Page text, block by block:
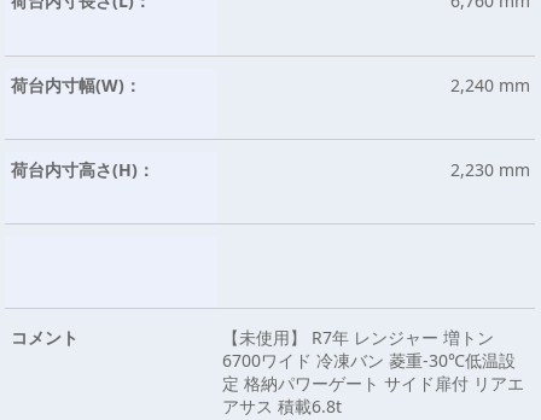
荷台内寸幅(W)： 2,240 mm
荷台内寸高さ(H)： 2,230 mm
コメント
【未使用】 R7年 レンジャー 増トン
6700ワイド 冷凍バン 菱重-30℃低温設
定 格納パワーゲート サイド扉付 リアエ
アサス 積載6.8t